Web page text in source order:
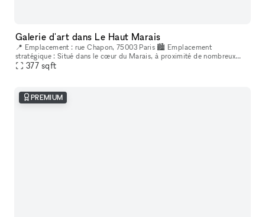
Galerie d'art dans Le Haut Marais
📍 Emplacement : rue Chapon, 75003 Paris 🏙 Emplacement
stratégique : Situé dans le cœur du Marais, à proximité de nombreux
lieux culturels et artistiques. Un espace créatif indépendant, situé au
377 sqft
PREMIUM